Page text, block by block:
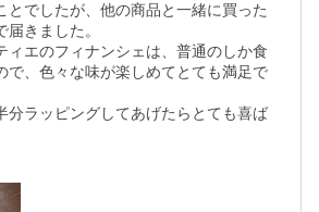
とでしたが、他の商品と一緒に買った
きました。
ィエのフィナンシェは、普通のしか食
で、色々な味が楽しめてとても満足で
分ラッピングしてあげたらとても喜ば